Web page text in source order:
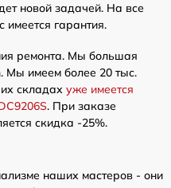
новой задачей. На все
гарантия.
ремонта. Мы большая
Мы имеем более 20 тыс.
складах уже имеется
. При заказе
скидка -25%.
наших мастеров - они